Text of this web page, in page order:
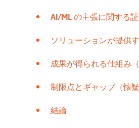
AI/ML の主張に関する
ソリューションが提供
成果が得られる仕組み
制限点とギャップ（懐疑
結論